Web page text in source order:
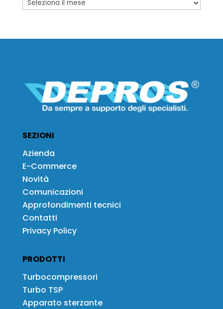
SEZIONI
Azienda
E-Commerce
Novità
Comunicazioni
Approfondimenti tecnici
Contatti
Privacy Policy
PRODOTTI
Turbocompressori
Turbo TSP
Apparato sterzante